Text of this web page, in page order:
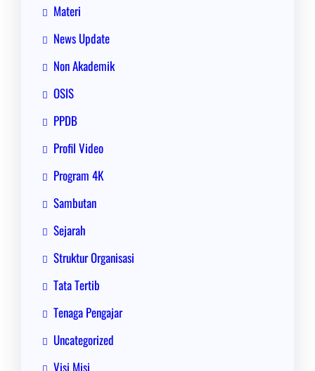
Materi
News Update
Non Akademik
OSIS
PPDB
Profil Video
Program 4K
Sambutan
Sejarah
Struktur Organisasi
Tata Tertib
Tenaga Pengajar
Uncategorized
Visi Misi